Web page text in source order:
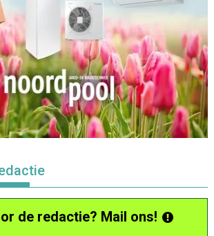
de redactie? Mail ons!